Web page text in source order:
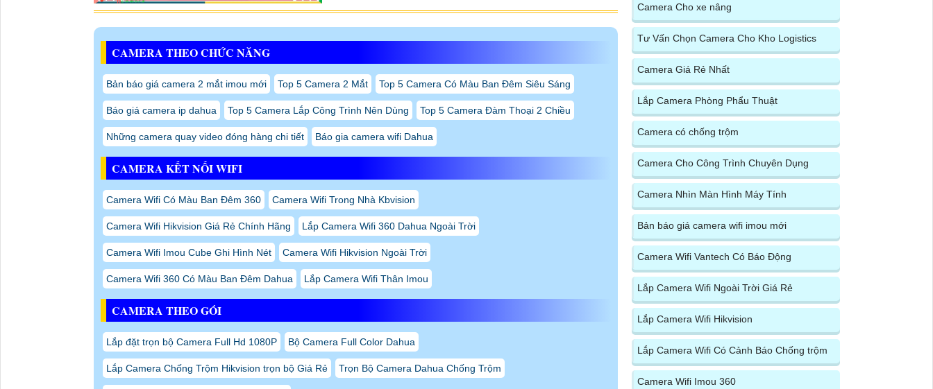
CAMERA THEO CHỨC NĂNG
Bản báo giá camera 2 mắt imou mới Top 5 Camera 2 Mắt Top 5 Camera Có Màu Ban Đêm Siêu Sáng
Báo giá camera ip dahua Top 5 Camera Lắp Công Trình Nên Dùng Top 5 Camera Đàm Thoại 2 Chiều
Những camera quay video đóng hàng chi tiết Báo gia camera wifi Dahua
CAMERA KẾT NỐI WIFI
Camera Wifi Có Màu Ban Đêm 360 Camera Wifi Trong Nhà Kbvision
Camera Wifi Hikvision Giá Rẻ Chính Hãng Lắp Camera Wifi 360 Dahua Ngoài Trời
Camera Wifi Imou Cube Ghi Hình Nét Camera Wifi Hikvision Ngoài Trời
Camera Wifi 360 Có Màu Ban Đêm Dahua Lắp Camera Wifi Thân Imou
CAMERA THEO GÓI
Lắp đặt trọn bộ Camera Full Hd 1080P Bộ Camera Full Color Dahua
Lắp Camera Chống Trộm Hikvision trọn bộ Giá Rẻ Trọn Bộ Camera Dahua Chống Trộm
Camera Cho xe nâng
Tư Vấn Chọn Camera Cho Kho Logistics
Camera Giá Rẻ Nhất
Lắp Camera Phòng Phẩu Thuật
Camera có chống trộm
Camera Cho Công Trình Chuyên Dụng
Camera Nhìn Màn Hình Máy Tính
Bản báo giá camera wifi imou mới
Camera Wifi Vantech Có Báo Động
Lắp Camera Wifi Ngoài Trời Giá Rẻ
Lắp Camera Wifi Hikvision
Lắp Camera Wifi Có Cảnh Báo Chống trộm
Camera Wifi Imou 360